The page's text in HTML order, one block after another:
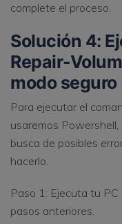
complete el proceso.
Solución 4:
Repair-
modo seguro
Para ejecutar el
usaremos
busca de posibles
hacerlo.
Paso 1: Ejecuta tu
pasos anteriores.